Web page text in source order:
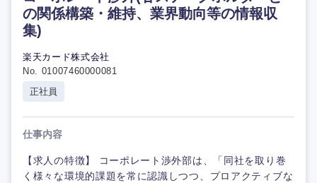
の関係構築・維持、業界動向等の情報収
集)
楽天カード株式会社
No. 01007460000081
正社員
仕事内容
【求人の特徴】 コーポレート渉外部は、「同社を取り巻
く様々な環境的課題を常に認識しつつ、プロアクティブな